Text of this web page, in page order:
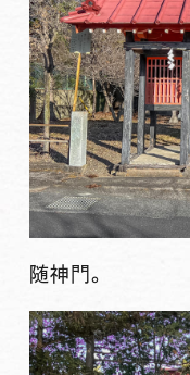
随神門。